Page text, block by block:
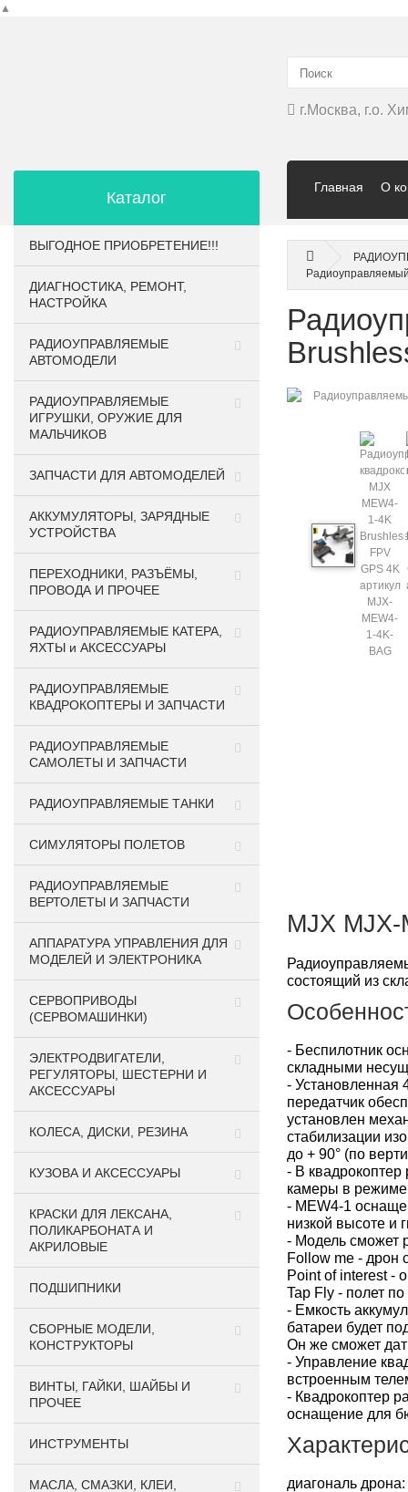
▲
г.Москва, г.о.
Главная О
Каталог
ВЫГОДНОЕ ПРИОБРЕТЕНИЕ!!!
ДИАГНОСТИКА, РЕМОНТ,
НАСТРОЙКА
РАДИОУПРАВЛЯЕМЫЕ
АВТОМОДЕЛИ
РАДИОУПРАВЛЯЕМЫЕ
ИГРУШКИ, ОРУЖИЕ ДЛЯ
МАЛЬЧИКОВ
ЗАПЧАСТИ ДЛЯ АВТОМОДЕЛЕЙ
АККУМУЛЯТОРЫ, ЗАРЯДНЫЕ
УСТРОЙСТВА
ПЕРЕХОДНИКИ, РАЗЪЁМЫ,
ПРОВОДА И ПРОЧЕЕ
РАДИОУПРАВЛЯЕМЫЕ КАТЕРА,
ЯХТЫ и АКСЕССУАРЫ
РАДИОУПРАВЛЯЕМЫЕ
КВАДРОКОПТЕРЫ И ЗАПЧАСТИ
РАДИОУПРАВЛЯЕМЫЕ
САМОЛЕТЫ И ЗАПЧАСТИ
РАДИОУПРАВЛЯЕМЫЕ ТАНКИ
СИМУЛЯТОРЫ ПОЛЕТОВ
РАДИОУПРАВЛЯЕМЫЕ
ВЕРТОЛЕТЫ И ЗАПЧАСТИ
АППАРАТУРА УПРАВЛЕНИЯ ДЛЯ
МОДЕЛЕЙ И ЭЛЕКТРОНИКА
СЕРВОПРИВОДЫ
(СЕРВОМАШИНКИ)
ЭЛЕКТРОДВИГАТЕЛИ,
РЕГУЛЯТОРЫ, ШЕСТЕРНИ И
АКСЕССУАРЫ
КОЛЕСА, ДИСКИ, РЕЗИНА
КУЗОВА И АКСЕССУАРЫ
КРАСКИ ДЛЯ ЛЕКСАНА,
ПОЛИКАРБОНАТА И
АКРИЛОВЫЕ
ПОДШИПНИКИ
CБОРНЫЕ МОДЕЛИ,
КОНСТРУКТОРЫ
ВИНТЫ, ГАЙКИ, ШАЙБЫ И
ПРОЧЕЕ
ИНСТРУМЕНТЫ
МАСЛА, СМАЗКИ, КЛЕИ,
MJX
состоящий из
- Беспилотник
складными
- Установленная
передатчик
установлен
стабилизации
до + 90° (по
- В
камеры в режиме
- MEW4-1
низкой высоте и
- Модель сможет
Follow me - дрон
Point of interest -
Tap Fly - полет
- Емкость
батареи будет
Он же сможет
- Управление
встроенным
- Квадрокоптер
оснащение для
диагональ